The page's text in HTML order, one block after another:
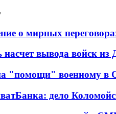
о мирных
вывода войск из
"помощи" военному в
дело